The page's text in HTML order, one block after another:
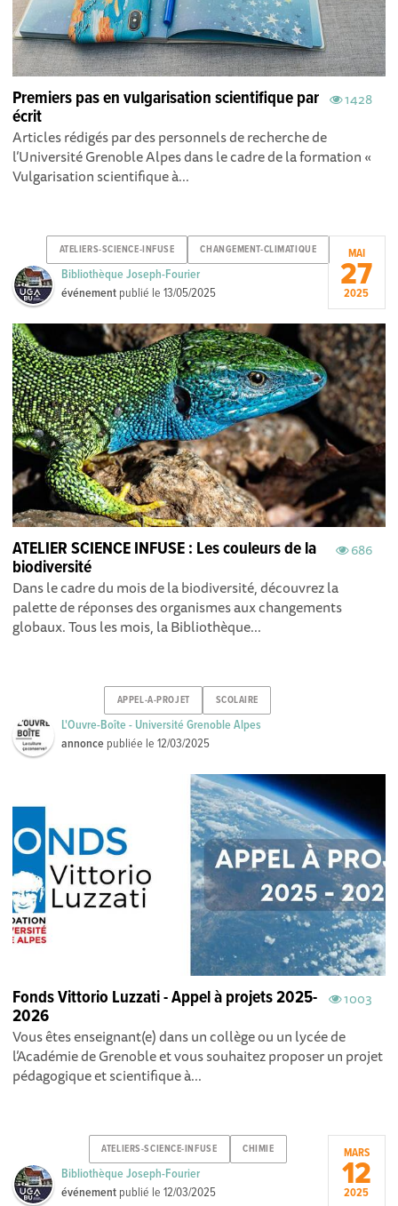
1428
Premiers pas en vulgarisation scientifique par
écrit
Articles rédigés par des personnels de recherche de
l’Université Grenoble Alpes dans le cadre de la formation «
Vulgarisation scientifique à...
ATELIERS-SCIENCE-INFUSE CHANGEMENT-CLIMATIQUE
Bibliothèque Joseph-Fourier
événement publié le13/05/2025
MAI
27
2025
686
ATELIER SCIENCE INFUSE : Les couleurs de la
biodiversité
Dans le cadre du mois de la biodiversité, découvrez la
palette de réponses des organismes aux changements
globaux. Tous les mois, la Bibliothèque...
APPEL-A-PROJET SCOLAIRE
L'Ouvre-Boîte - Université Grenoble Alpes
annonce publiée le12/03/2025
1003
Fonds Vittorio Luzzati - Appel à projets 2025-
2026
Vous êtes enseignant(e) dans un collège ou un lycée de
l’Académie de Grenoble et vous souhaitez proposer un projet
pédagogique et scientifique à...
ATELIERS-SCIENCE-INFUSE CHIMIE
Bibliothèque Joseph-Fourier
événement publié le12/03/2025
MARS
12
2025